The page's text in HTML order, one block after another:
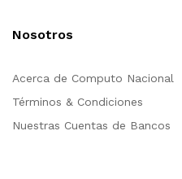
Nosotros
Acerca de Computo Nacional
Términos & Condiciones
Nuestras Cuentas de Bancos